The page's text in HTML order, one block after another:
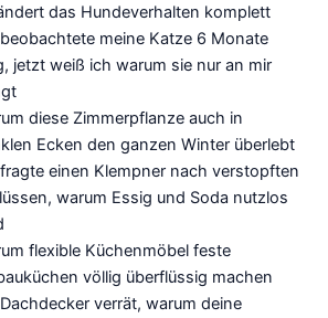
das Hundeverhalten komplett
meine Katze 6 Monate
jetzt weiß ich warum sie nur an mir
diese Zimmerpflanze auch in
Ecken den ganzen Winter überlebt
einen Klempner nach verstopften
warum Essig und Soda nutzlos
flexible Küchenmöbel feste
völlig überflüssig machen
verrät, warum deine